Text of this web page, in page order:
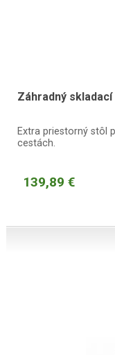
Záhradný
Extra priestorný stôl
cestách.
139,89 €